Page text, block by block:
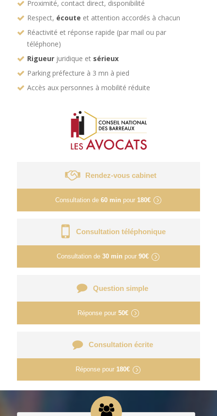
Proximité, contact direct, disponibilité
Respect, écoute et attention accordés à chacun
Réactivité et réponse rapide (par mail ou par
téléphone)
Rigueur juridique et sérieux
Parking préfecture à 3 mn à pied
Accès aux personnes à mobilité réduite
Rendez-vous cabinet
Consultation de 60 min pour 180€
Consultation téléphonique
Consultation de 30 min pour 90€
Question simple
Réponse pour 50€
Consultation écrite
Réponse pour 180€